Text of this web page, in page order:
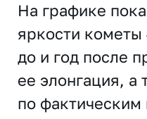
На графике
яркости кометы
до и год после
ее элонгация, а
по